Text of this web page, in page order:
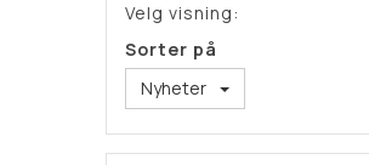
Velg visning:
Sorter på
Nyheter